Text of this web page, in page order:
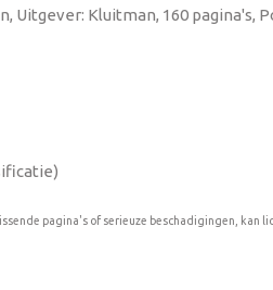
Uitgever: Kluitman, 160 pagina's,
pagina's of serieuze beschadigingen, kan